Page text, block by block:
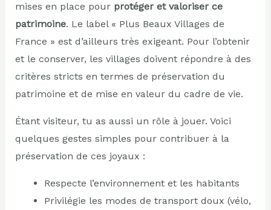
mises en place pour protéger et valoriser ce
patrimoine. Le label « Plus Beaux Villages de
France » est d’ailleurs très exigeant. Pour l’obtenir
et le conserver, les villages doivent répondre à des
critères stricts en termes de préservation du
patrimoine et de mise en valeur du cadre de vie.
Étant visiteur, tu as aussi un rôle à jouer. Voici
quelques gestes simples pour contribuer à la
préservation de ces joyaux :
Respecte l’environnement et les habitants
Privilégie les modes de transport doux (vélo,